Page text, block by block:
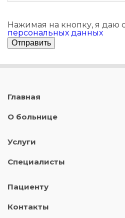
Нажимая на кнопку, я даю
персональных данных
Главная
О больнице
Услуги
Специалисты
Пациенту
Контакты